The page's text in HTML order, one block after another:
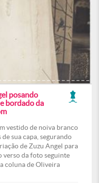
posando
bordado da
vestido de noiva branco
sua capa, segurando
de Zuzu Angel para
verso da foto seguinte
coluna de Oliveira